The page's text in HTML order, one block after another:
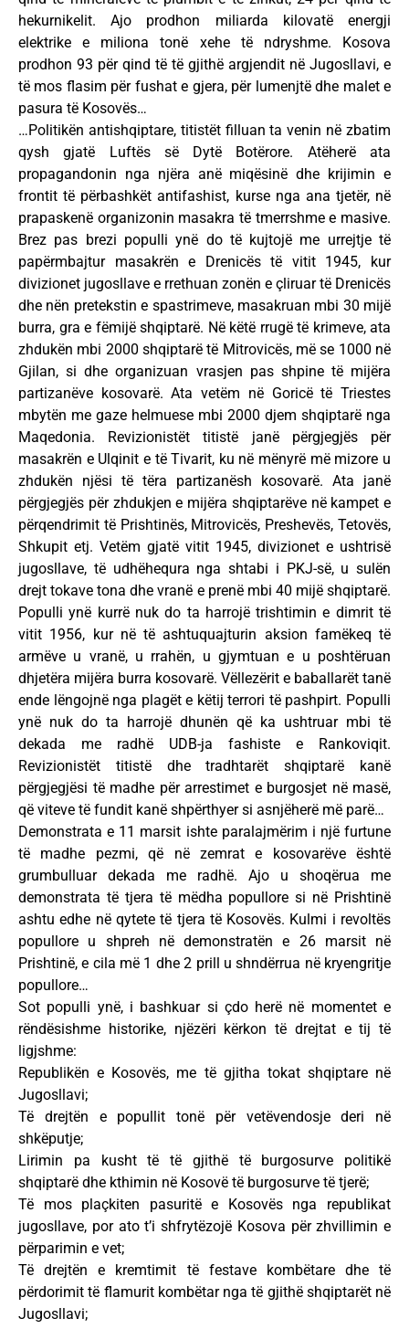
hekurnikelit. Ajo prodhon miliarda kilovatë energji
elektrike e miliona tonë xehe të ndryshme. Kosova
prodhon 93 për qind të të gjithë argjendit në Jugosllavi, e
të mos flasim për fushat e gjera, për lumenjtë dhe malet e
pasura të Kosovës…
…Politikën antishqiptare, titistët filluan ta venin në zbatim
qysh gjatë Luftës së Dytë Botërore. Atëherë ata
propagandonin nga njëra anë miqësinë dhe krijimin e
frontit të përbashkët antifashist, kurse nga ana tjetër, në
prapaskenë organizonin masakra të tmerrshme e masive.
Brez pas brezi populli ynë do të kujtojë me urrejtje të
papërmbajtur masakrën e Drenicës të vitit 1945, kur
divizionet jugosllave e rrethuan zonën e çliruar të Drenicës
dhe nën pretekstin e spastrimeve, masakruan mbi 30 mijë
burra, gra e fëmijë shqiptarë. Në këtë rrugë të krimeve, ata
zhdukën mbi 2000 shqiptarë të Mitrovicës, më se 1000 në
Gjilan, si dhe organizuan vrasjen pas shpine të mijëra
partizanëve kosovarë. Ata vetëm në Goricë të Triestes
mbytën me gaze helmuese mbi 2000 djem shqiptarë nga
Maqedonia. Revizionistët titistë janë përgjegjës për
masakrën e Ulqinit e të Tivarit, ku në mënyrë më mizore u
zhdukën njësi të tëra partizanësh kosovarë. Ata janë
përgjegjës për zhdukjen e mijëra shqiptarëve në kampet e
përqendrimit të Prishtinës, Mitrovicës, Preshevës, Tetovës,
Shkupit etj. Vetëm gjatë vitit 1945, divizionet e ushtrisë
jugosllave, të udhëhequra nga shtabi i PKJ-së, u sulën
drejt tokave tona dhe vranë e prenë mbi 40 mijë shqiptarë.
Populli ynë kurrë nuk do ta harrojë trishtimin e dimrit të
vitit 1956, kur në të ashtuquajturin aksion famëkeq të
armëve u vranë, u rrahën, u gjymtuan e u poshtëruan
dhjetëra mijëra burra kosovarë. Vëllezërit e baballarët tanë
ende lëngojnë nga plagët e këtij terrori të pashpirt. Populli
ynë nuk do ta harrojë dhunën që ka ushtruar mbi të
dekada me radhë UDB-ja fashiste e Rankoviqit.
Revizionistët titistë dhe tradhtarët shqiptarë kanë
përgjegjësi të madhe për arrestimet e burgosjet në masë,
që viteve të fundit kanë shpërthyer si asnjëherë më parë…
Demonstrata e 11 marsit ishte paralajmërim i një furtune
të madhe pezmi, që në zemrat e kosovarëve është
grumbulluar dekada me radhë. Ajo u shoqërua me
demonstrata të tjera të mëdha popullore si në Prishtinë
ashtu edhe në qytete të tjera të Kosovës. Kulmi i revoltës
popullore u shpreh në demonstratën e 26 marsit në
Prishtinë, e cila më 1 dhe 2 prill u shndërrua në kryengritje
popullore…
Sot populli ynë, i bashkuar si çdo herë në momentet e
rëndësishme historike, njëzëri kërkon të drejtat e tij të
ligjshme:
Republikën e Kosovës, me të gjitha tokat shqiptare në
Jugosllavi;
Të drejtën e popullit tonë për vetëvendosje deri në
shkëputje;
Lirimin pa kusht të të gjithë të burgosurve politikë
shqiptarë dhe kthimin në Kosovë të burgosurve të tjerë;
Të mos plaçkiten pasuritë e Kosovës nga republikat
jugosllave, por ato t’i shfrytëzojë Kosova për zhvillimin e
përparimin e vet;
Të drejtën e kremtimit të festave kombëtare dhe të
përdorimit të flamurit kombëtar nga të gjithë shqiptarët në
Jugosllavi;